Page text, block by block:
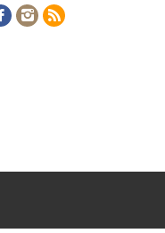
FacebookInstagram
Rss